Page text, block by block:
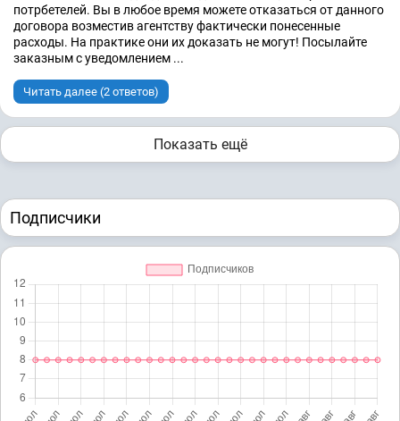
потрбетелей. Вы в любое время можете отказаться от данного
договора возместив агентству фактически понесенные
расходы. На практике они их доказать не могут! Посылайте
заказным с уведомлением ...
Читать далее (2 ответов)
Показать ещё
Подписчики